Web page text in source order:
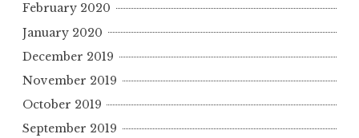
February 2020
January 2020
December 2019
November 2019
October 2019
September 2019